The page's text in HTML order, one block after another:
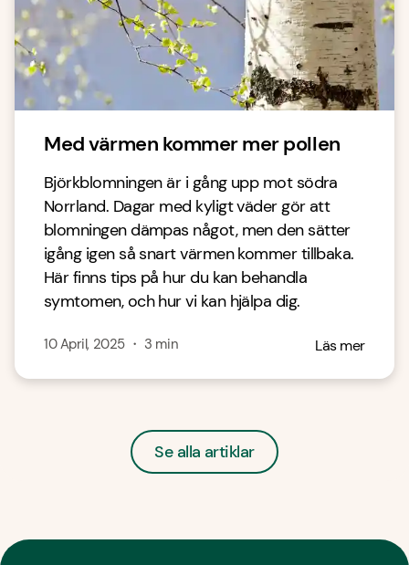
Med värmen kommer mer pollen
Björkblomningen är i gång upp mot södra
Norrland. Dagar med kyligt väder gör att
blomningen dämpas något, men den sätter
igång igen så snart värmen kommer tillbaka.
Här finns tips på hur du kan behandla
symtomen, och hur vi kan hjälpa dig.
10 April, 2025・ 3 min Läs mer
Se alla artiklar